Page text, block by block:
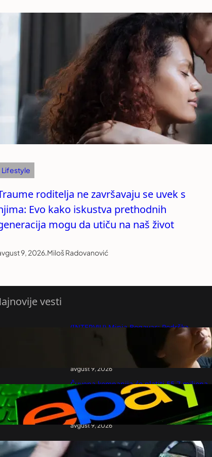
Lifestyle
roditelja ne završavaju se uvek s
Evo kako iskustva prethodnih
mogu da utiču na naš život
9, 2026.Miloš Radovanović
vesti
(INTERVJU) Minja Bogavac: Podrška
mladima imala cenu, gospodo cenzori –
kraj je kad mi kažemo – Vesti iz Srbije,
avgust 9, 2026
Čuvena kompanija će platiti 55,7 miliona
dolara paru koji je prošao kroz pakao:
Slali im bubašvabe, larve i krvavu masku
svinje
avgust 9, 2026
Nissan uči od Kineza: Razvoj novog